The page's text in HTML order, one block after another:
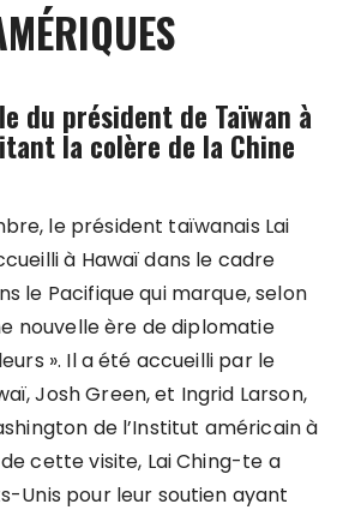
du président de Taïwan à
la colère de la Chine
le président taïwanais Lai
à Hawaï dans le cadre
le Pacifique qui marque, selon
nouvelle ère de diplomatie
». Il a été accueilli par le
Josh Green, et Ingrid Larson,
de l’Institut américain à
cette visite, Lai Ching-te a
Unis pour leur soutien ayant